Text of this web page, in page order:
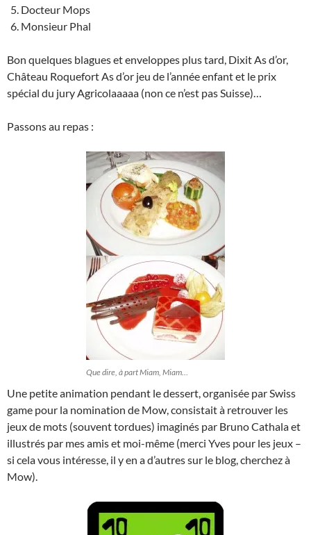
Docteur Mops
Monsieur Phal
Bon quelques blagues et enveloppes plus tard, Dixit As d’or,
Château Roquefort As d’or jeu de l’année enfant et le prix
spécial du jury Agricolaaaaa (non ce n’est pas Suisse)…
Passons au repas :
Que dire, à part Miam, Miam…
Une petite animation pendant le dessert, organisée par Swiss
game pour la nomination de Mow, consistait à retrouver les
jeux de mots (souvent tordues) imaginés par Bruno Cathala et
illustrés par mes amis et moi-même (merci Yves pour les jeux –
si cela vous intéresse, il y en a d’autres sur le blog, cherchez à
Mow).